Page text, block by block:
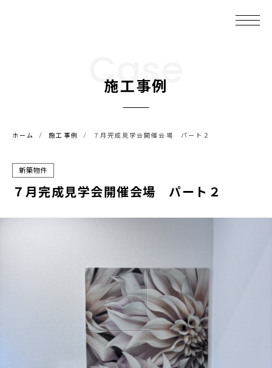
施工事例
Case
ホーム 施工事例 ７月完成見学会開催会場 パート２
新築物件
７月完成見学会開催会場 パート２